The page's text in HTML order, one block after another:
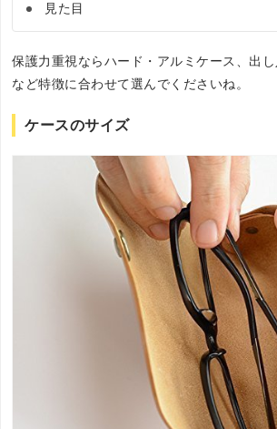
見た目
保護力重視ならハード・アルミケース、出
など特徴に合わせて選んでくださいね。
ケースのサイズ